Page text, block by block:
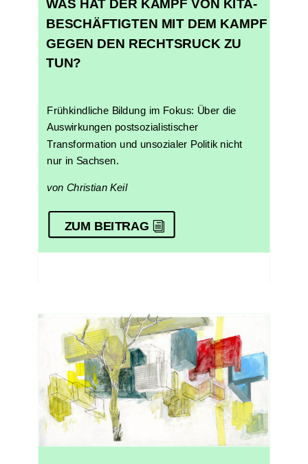
WAS HAT DER KAMPF VON KITA-
BESCHÄFTIGTEN MIT DEM KAMPF
GEGEN DEN RECHTSRUCK ZU
TUN?
Frühkindliche Bildung im Fokus: Über die
Auswirkungen postsozialistischer
Transformation und unsozialer Politik nicht
nur in Sachsen.
von Christian Keil
ZUM BEITRAG